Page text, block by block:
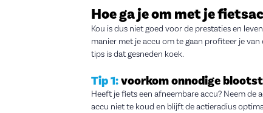
Hoe ga je om met je
Kou is dus niet goed voor de prestaties en
manier met je accu om te gaan profiteer je
tips is dat gesneden koek.
Tip 1:voorkom onnodige
Heeft je fiets een afneembare accu? Neem de
accu niet te koud en blijft de actieradius